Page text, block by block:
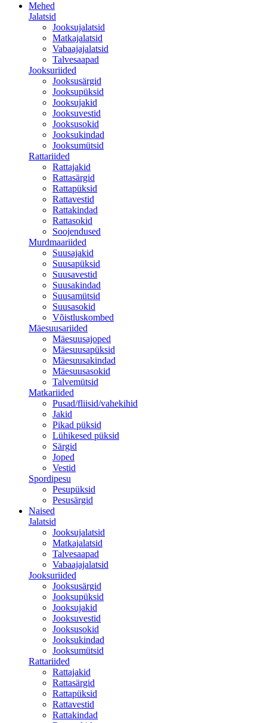
Mehed
Jalatsid
Jooksujalatsid
Matkajalatsid
Vabaajajalatsid
Talvesaapad
Jooksuriided
Jooksusärgid
Jooksupüksid
Jooksujakid
Jooksuvestid
Jooksusokid
Jooksukindad
Jooksumütsid
Rattariided
Rattajakid
Rattasärgid
Rattapüksid
Rattavestid
Rattakindad
Rattasokid
Soojendused
Murdmaariided
Suusajakid
Suusapüksid
Suusavestid
Suusakindad
Suusamütsid
Suusasokid
Võistluskombed
Mäesuusariided
Mäesuusajoped
Mäesuusapüksid
Mäesuusakindad
Mäesuusasokid
Talvemütsid
Matkariided
Pusad/fliisid/vahekihid
Jakid
Pikad püksid
Lühikesed püksid
Särgid
Joped
Vestid
Spordipesu
Pesupüksid
Pesusärgid
Naised
Jalatsid
Jooksujalatsid
Matkajalatsid
Talvesaapad
Vabaajajalatsid
Jooksuriided
Jooksusärgid
Jooksupüksid
Jooksujakid
Jooksuvestid
Jooksusokid
Jooksukindad
Jooksumütsid
Rattariided
Rattajakid
Rattasärgid
Rattapüksid
Rattavestid
Rattakindad